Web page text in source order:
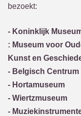
bezoekt:
- Koninklijk
: Museum voor
Kunst en
- Belgisch Centrum
- Hortamuseum
- Wiertzmuseum
-